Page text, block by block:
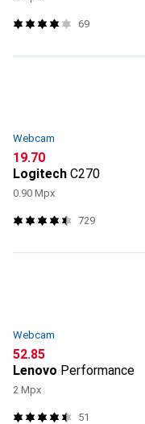
69
Webcam
CHF
19.70
Logitech C270
0.90 Mpx
729
Webcam
CHF
52.85
Lenovo Performance
2 Mpx
51